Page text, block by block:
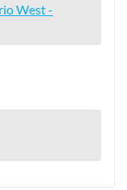
West -